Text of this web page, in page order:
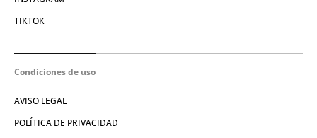
TIKTOK
Condiciones de uso
AVISO LEGAL
POLÍTICA DE PRIVACIDAD